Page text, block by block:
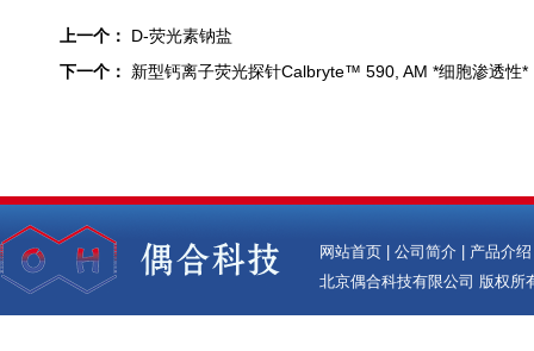
上一个： D-荧光素钠盐
下一个： 新型钙离子荧光探针Calbryte™ 590, AM *细胞渗透性*
网站首页 公司简介 产品介绍
北京偶合科技有限公司 版权所